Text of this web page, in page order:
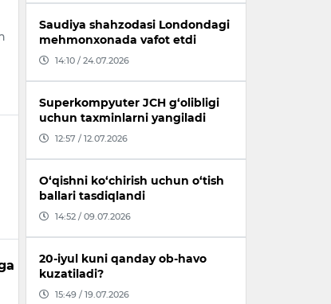
Saudiya shahzodasi Londondagi
mehmonxonada vafot etdi
14:10 / 24.07.2026
Superkompyuter JCH g‘olibligi
uchun taxminlarni yangiladi
12:57 / 12.07.2026
O‘qishni ko‘chirish uchun o‘tish
ballari tasdiqlandi
14:52 / 09.07.2026
20-iyul kuni qanday ob-havo
kuzatiladi?
15:49 / 19.07.2026